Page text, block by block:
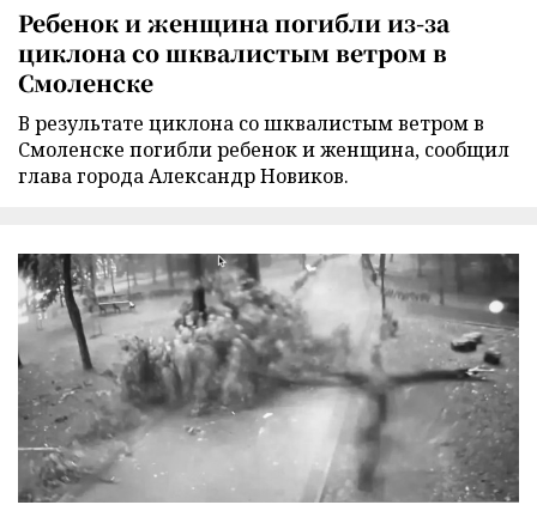
Ребенок и женщина погибли из-за
циклона со шквалистым ветром в
Смоленске
В результате циклона со шквалистым ветром в
Смоленске погибли ребенок и женщина, сообщил
глава города Александр Новиков.